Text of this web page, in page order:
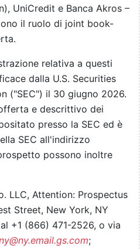
UniCredit e Banca Akros –
il ruolo di joint book-
relativa a questi
dalla U.S. Securities
("SEC") il 30 giugno 2026.
e descrittivo dei
presso la SEC ed è
SEC all'indirizzo
possono inoltre
LLC, Attention: Prospectus
Street, New York, NY
+1 (866) 471-2526, o via
;